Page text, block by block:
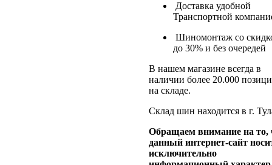
Доставка удобной
Транспортной
Шиномонтаж со
до 30% и без очередей
В нашем магазине всегда в
наличии более 20.000
на складе.
Склад шин находится в г.
Обращаем внимание на то,
данный интернет-сайт
исключительно